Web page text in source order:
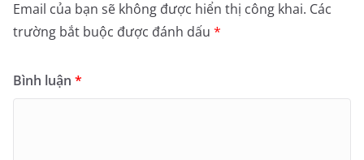
Email của bạn sẽ không được hiển thị công khai. Các
trường bắt buộc được đánh dấu *
Bình luận *